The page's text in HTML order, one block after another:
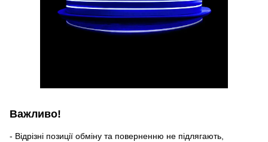
Важливо!
- Відрізні позиції обміну та поверненню не підлягають,